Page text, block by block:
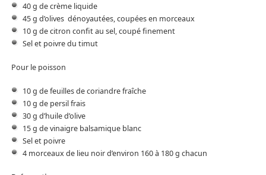
40 g de crème liquide
45 g d’olives dénoyautées, coupées en morceaux
10 g de citron confit au sel, coupé finement
Sel et poivre du timut
Pour le poisson
10 g de feuilles de coriandre fraîche
10 g de persil frais
30 g d’huile d’olive
15 g de vinaigre balsamique blanc
Sel et poivre
4 morceaux de lieu noir d’environ 160 à 180 g chacun